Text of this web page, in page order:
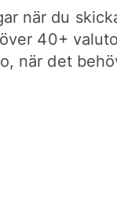
när du
40+
när det